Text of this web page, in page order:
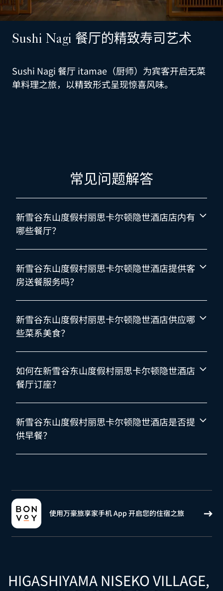
Sushi Nagi 餐厅的精致寿司艺术
Sushi Nagi 餐厅 itamae（厨师）为宾客开启无菜
单料理之旅，以精致形式呈现惊喜风味。
常见问题解答
新雪谷东山度假村丽思卡尔顿隐世酒店店内有
哪些餐厅？
新雪谷东山度假村丽思卡尔顿隐世酒店提供客
房送餐服务吗？
新雪谷东山度假村丽思卡尔顿隐世酒店供应哪
些菜系美食？
如何在新雪谷东山度假村丽思卡尔顿隐世酒店
餐厅订座？
新雪谷东山度假村丽思卡尔顿隐世酒店是否提
供早餐？
使用万豪旅享家手机 App 开启您的住宿之旅
HIGASHIYAMA NISEKO VILLAGE,